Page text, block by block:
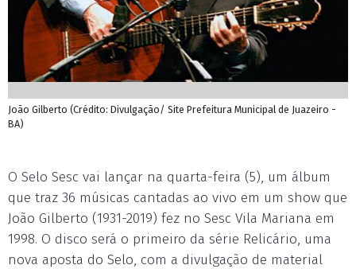
João Gilberto (Crédito: Divulgação/ Site Prefeitura Municipal de Juazeiro -
BA)
O Selo Sesc vai lançar na quarta-feira (5), um álbum
que traz 36 músicas cantadas ao vivo em um show que
João Gilberto (1931-2019) fez no Sesc Vila Mariana em
1998. O disco será o primeiro da série Relicário, uma
nova aposta do Selo, com a divulgação de material